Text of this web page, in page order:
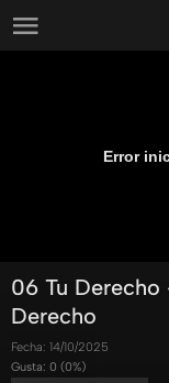
Error
06 Tu Derecho
Derecho
Fecha: 14/10/2025
Gusta: 0 (0%)